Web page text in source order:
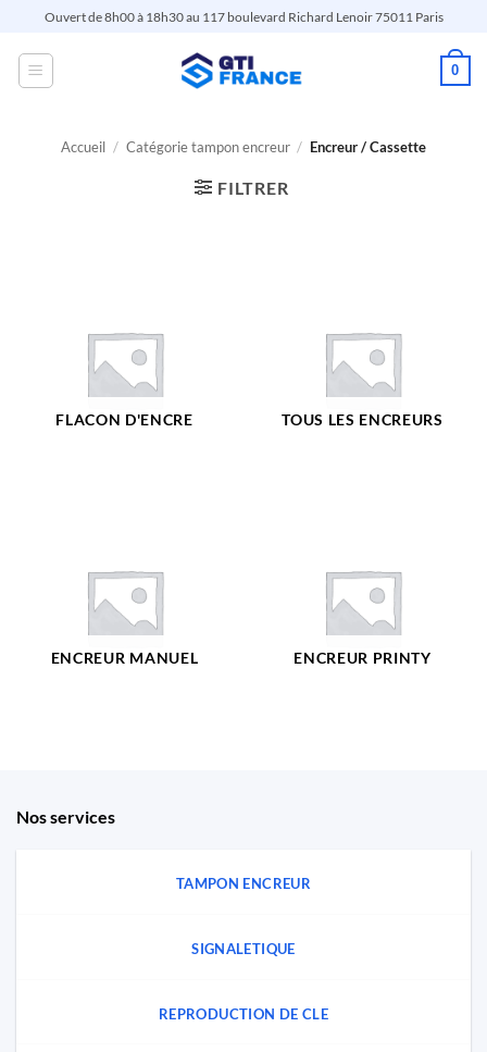
Passer
contenu
Ouvert de 8h00 à 18h30 au 117 boulevard Richard Lenoir 75011 Paris
0
Accueil / Catégorie tampon encreur / Encreur / Cassette
FILTRER
FLACON D'ENCRE TOUS LES ENCREURS
ENCREUR MANUEL ENCREUR PRINTY
Nos services
TAMPON ENCREUR
SIGNALETIQUE
REPRODUCTION DE CLE